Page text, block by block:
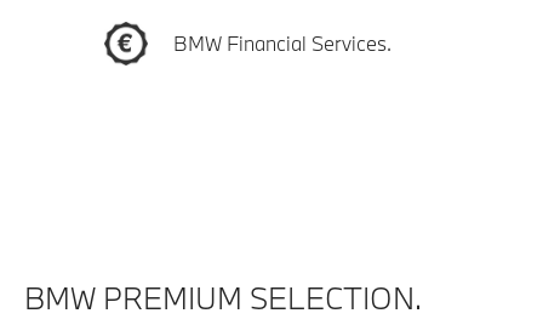
BMW Financial Services.
BMW PREMIUM SELECTION.